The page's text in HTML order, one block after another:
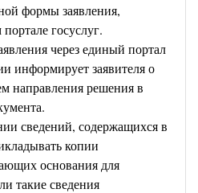
формы заявления,
госуслуг.
через единый портал
информирует заявителя о
направления решения в
сведений, содержащихся в
копии
основания для
такие сведения